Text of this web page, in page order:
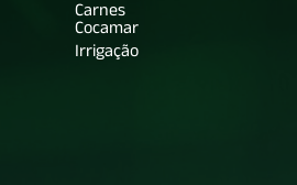
Carnes
Cocamar
Irrigação